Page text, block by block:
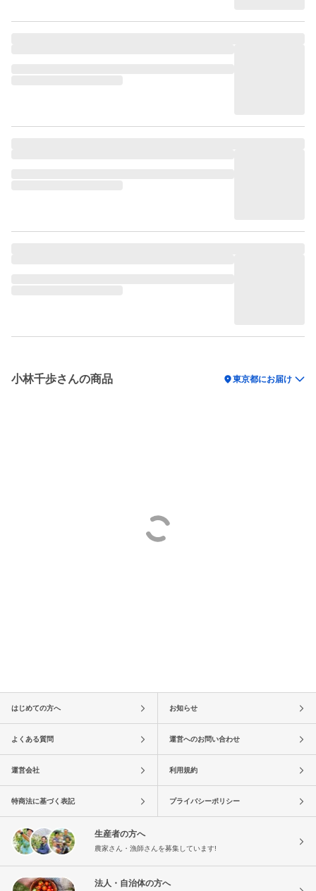
小林千歩さんの商品 location_on東京都にお届け
はじめての方へ お知らせ
よくある質問 運営へのお問い合わせ
運営会社 利用規約
特商法に基づく表記 プライバシーポリシー
生産者の方へ
農家さん・漁師さんを募集しています!
法人・自治体の方へ